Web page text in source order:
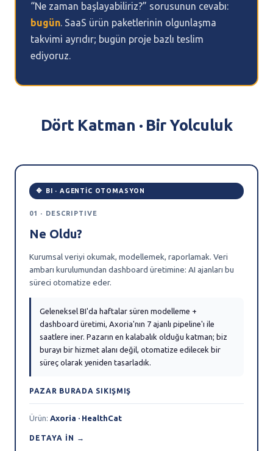
“Ne zaman başlayabiliriz?” sorusunun cevabı:
bugün. SaaS ürün paketlerinin olgunlaşma
takvimi ayrıdır; bugün proje bazlı teslim
ediyoruz.
Dört Katman · Bir Yolculuk
🔷 BI · AGENTIC OTOMASYON
01 · DESCRIPTIVE
Ne Oldu?
Kurumsal veriyi okumak, modellemek, raporlamak. Veri
ambarı kurulumundan dashboard üretimine: AI ajanları bu
süreci otomatize eder.
Geleneksel BI'da haftalar süren modelleme +
dashboard üretimi, Axoria'nın 7 ajanlı pipeline'ı ile
saatlere iner. Pazarın en kalabalık olduğu katman; biz
burayı bir hizmet alanı değil, otomatize edilecek bir
süreç olarak yeniden tasarladık.
PAZAR BURADA SIKIŞMIŞ
Ürün: Axoria · HealthCat
DETAYA IN →